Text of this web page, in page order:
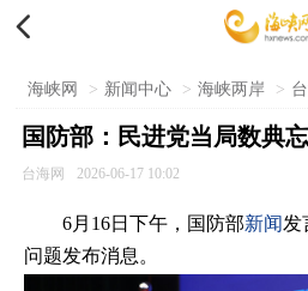

海峡网 > 新闻中心 > 海峡两岸 >
国防部：民进党当局数典
台海网 2026-06-17 10:02
6月16日下午，国防部新闻发
问题发布消息。